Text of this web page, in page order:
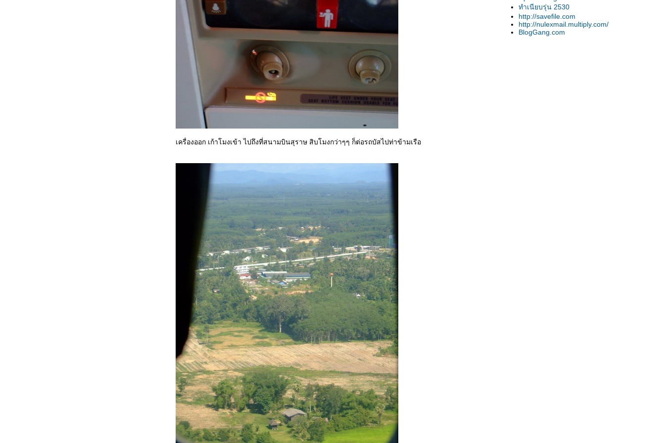
เครื่องออก เก้าโมงเข้า ไปถึงที่สนามบินสุราษ สิบโมงกว่าๆๆ ก็ต่อรถบัสไปท่าข้ามเรือ
ทำเนียบรุ่น 2530
http://savefile.com
http://nulexmail.multiply.com/
BlogGang.com